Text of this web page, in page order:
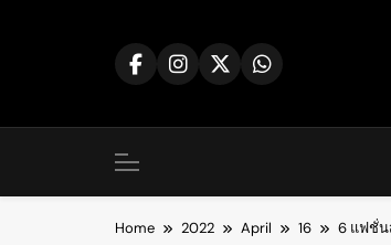
Home 2022 April 16 6 แฟชั่น